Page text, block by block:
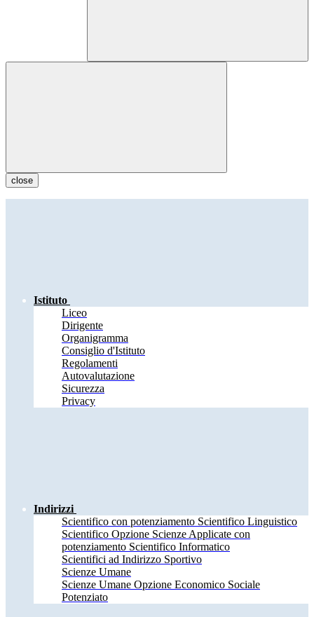
close
Istituto
Liceo
Dirigente
Organigramma
Consiglio d'Istituto
Regolamenti
Autovalutazione
Sicurezza
Privacy
Indirizzi
Scientifico con potenziamento Scientifico Linguistico
Scientifico Opzione Scienze Applicate con
potenziamento Scientifico Informatico
Scientifici ad Indirizzo Sportivo
Scienze Umane
Scienze Umane Opzione Economico Sociale
Potenziato